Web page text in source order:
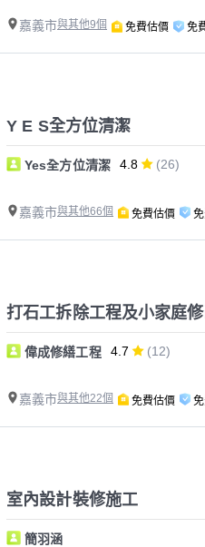
嘉義市與其他9個 免費估價 免
Y E S全方位清潔
Yes全方位清潔 4.8 (26)
嘉義市與其他66個 免費估價
打石工拆除工程及小家庭
偉成修繕工程 4.7 (12)
嘉義市與其他22個 免費估價
室內設計裝修施工
簡羽涵